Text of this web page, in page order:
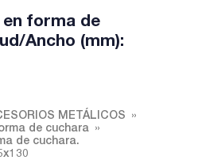
forma de
Ancho (mm):
METÁLICOS
de cuchara
de cuchara.